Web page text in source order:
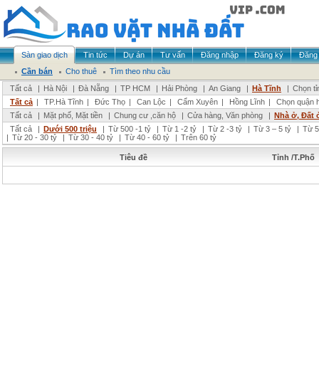
Sàn giao dịch Tin tức Dự án Tư vấn Đăng nhập Đăng ký
Đăng
Cần bán
Cho thuê
Tìm theo nhu cầu
Tất cả
| Hà Nội | Đà Nẵng | TP HCM | Hải Phòng | An Giang | Hà Tĩnh | Chọn
Tất cả | TP.Hà Tĩnh | Đức Thọ | Can Lộc | Cẩm Xuyên | Hồng Lĩnh |
Chọn quận
Tất cả
| Mặt phố, Mặt tiền | Chung cư ,căn hộ | Cửa hàng, Văn phòng | Nhà ở, Đất
Tất cả
| Dưới 500 triệu | Từ 500 -1 tỷ | Từ 1 -2 tỷ | Từ 2 -3 tỷ | Từ 3 – 5 tỷ | Từ
| Từ 20 - 30 tỷ | Từ 30 - 40 tỷ | Từ 40 - 60 tỷ | Trên 60 tỷ
Tiêu đề Tỉnh /T.Phố